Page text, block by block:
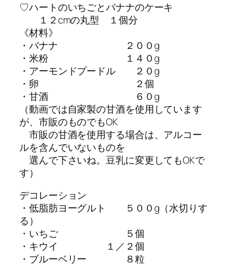
♡ハートのいちごとバナナのケーキ
１２cmの丸型 １個分
《材料》
・バナナ ２００g
・米粉 １４０g
・アーモンドプードル ２０g
・卵 ２個
・甘酒 ６０g
（動画では自家製の甘酒を使用しています
が、市販のものでもOK
市販の甘酒を使用する場合は、アルコー
ルを含んでいないものを
選んで下さいね。豆乳に変更してもOKで
す）
デコレーション
・低脂肪ヨーグルト ５００g（水切りす
る）
・いちご ５個
・キウイ １／２個
・ブルーベリー ８粒